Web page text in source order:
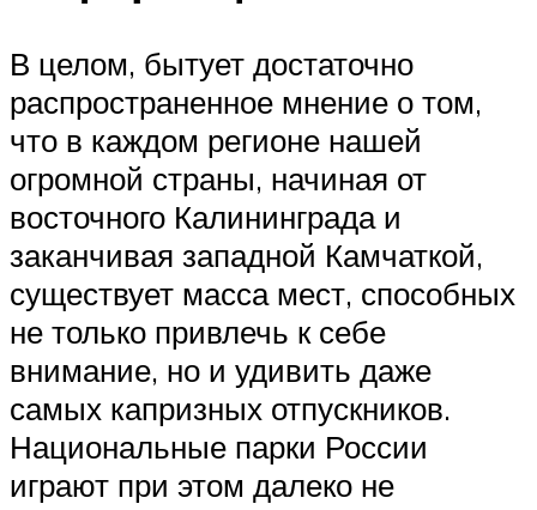
В целом, бытует достаточно
распространенное мнение о том,
что в каждом регионе нашей
огромной страны, начиная от
восточного Калининграда и
заканчивая западной Камчаткой,
существует масса мест, способных
не только привлечь к себе
внимание, но и удивить даже
самых капризных отпускников.
Национальные парки России
играют при этом далеко не